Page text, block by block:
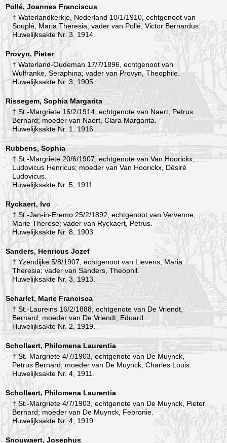
Pollé, Joannes Franciscus
† Waterlandkerkje, Nederland 10/1/1910, echtgenoot van
Souplé, Maria Theresia; vader van Pollé, Victor Bernardus.
Huwelijksakte Nr. 3, 1914.
Provyn, Pieter
† Waterland-Oudeman 17/7/1896, echtgenoot van
Wulfranke, Seraphina; vader van Provyn, Theophile.
Huwelijksakte Nr. 3, 1905.
Rissegem, Sophia Margarita
† St.-Margriete 16/2/1914, echtgenote van Naert, Petrus
Bernard; moeder van Naert, Clara Margarita.
Huwelijksakte Nr. 1, 1916.
Rubbens, Sophia
† St.-Margriete 20/6/1907, echtgenote van Van Hoorickx,
Ludovicus Henricus; moeder van Van Hoorickx, Désiré
Ludovicus.
Huwelijksakte Nr. 5, 1911.
Ryckaert, Ivo
† St.-Jan-in-Eremo 25/2/1892, echtgenoot van Vervenne,
Marie Therese; vader van Ryckaert, Petrus.
Huwelijksakte Nr. 8, 1903.
Sanders, Henricus Jozef
† Yzendijke 5/8/1907, echtgenoot van Lievens, Maria
Theresia; vader van Sanders, Theophil.
Huwelijksakte Nr. 3, 1913.
Scharlet, Marie Francisca
† St.-Laureins 16/2/1888, echtgenote van De Vriendt,
Bernard; moeder van De Vriendt, Eduard.
Huwelijksakte Nr. 2, 1919.
Schollaert, Philomena Laurentia
† St.-Margriete 4/7/1903, echtgenote van De Muynck,
Petrus Bernard; moeder van De Muynck, Charles Louis.
Huwelijksakte Nr. 4, 1911.
Schollaert, Philomena Laurentia
† St.-Margriete 4/7/1903, echtgenote van De Muynck, Pieter
Bernard; moeder van De Muynck, Febronie.
Huwelijksakte Nr. 4, 1919.
Snouwaert, Josephus